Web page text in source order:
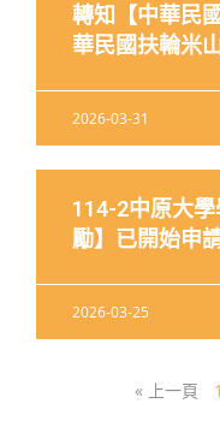
轉知【中華民
華民國扶輪米
2026-03-31
114-2中原大
勵】已開始申
2026-03-25
« 上一頁 1